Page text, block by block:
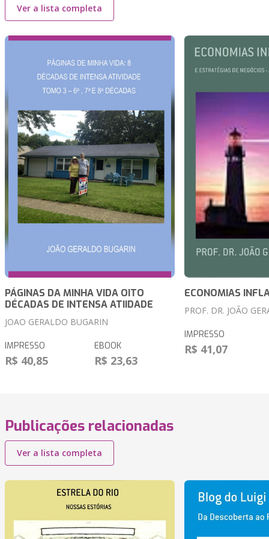
Ver a lista completa
PÁGINAS DA MINHA VIDA OITO
DÉCADAS DE INTENSA ATIIDADE
JOAO GERALDO BUGARIN
IMPRESSO
R$ 40,85
EBOOK
R$ 23,63
ECONOMIAS
PROF. DR. JOÃO
IMPRESSO
R$ 41,07
Publicações relacionadas
Ver a lista completa